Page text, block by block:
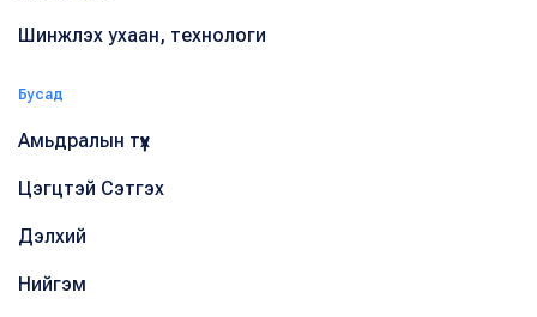
Шинжлэх ухаан, технологи
Бусад
Амьдралын түүх
Цэгцтэй Сэтгэх
Дэлхий
Нийгэм